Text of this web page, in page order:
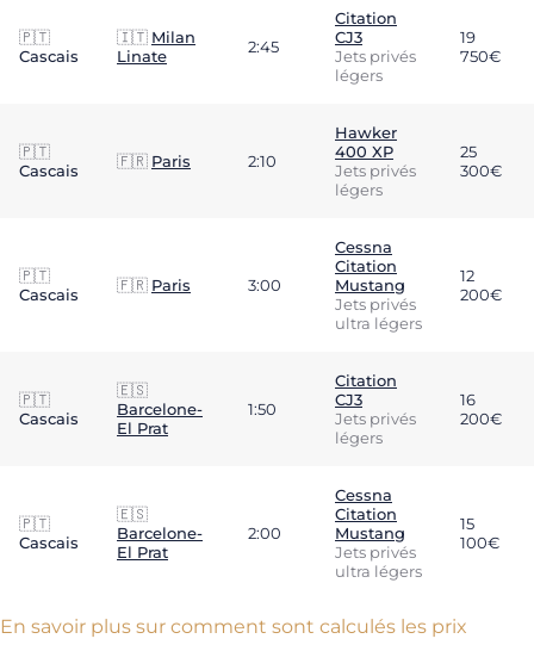
🇵🇹
Cascais
🇮🇹 Milan
Linate
2:45
Citation
CJ3
Jets privés
légers
19
750€
🇵🇹
Cascais
🇫🇷 Paris 2:10
Hawker
400 XP
Jets privés
légers
25
300€
🇵🇹
Cascais
🇫🇷 Paris 3:00
Cessna
Citation
Mustang
Jets privés
ultra légers
12
200€
🇵🇹
Cascais
🇪🇸
Barcelone-
El Prat
1:50
Citation
CJ3
Jets privés
légers
16
200€
🇵🇹
Cascais
🇪🇸
Barcelone-
El Prat
2:00
Cessna
Citation
Mustang
Jets privés
ultra légers
15
100€
En savoir plus sur comment sont calculés les prix